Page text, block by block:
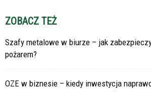
ZOBACZ TEŻ
Szafy metalowe w biurze – jak
pożarem?
OZE w biznesie – kiedy inwestycja